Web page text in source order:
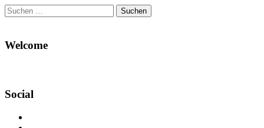
Suchen
nach:
Welcome
Social